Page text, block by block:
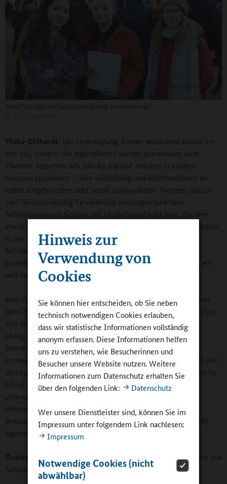
Hinweis zur
Verwendung von
Cookies
Sie können hier entscheiden, ob Sie neben
technisch notwendigen Cookies erlauben,
dass wir statistische Informationen vollständig
anonym erfassen. Diese Informationen helfen
uns zu verstehen, wie Besucherinnen und
Besucher unsere Website nutzen. Weitere
Informationen zum Datenschutz erhalten Sie
über den folgenden Link:
Datenschutz
Wer unsere Dienstleister sind, können Sie im
Impressum unter folgendem Link nachlesen:
Impressum
Notwendige Cookies (nicht
abwählbar)
Thöle-Ehlhardt: Mit Teambildung. Keiner wurschtelt alleine vor
sich hin, sondern die Jugendlichen suchen gemeinsam nach
Themen, tauschen sich ständig aus und arbeiten in kleinen
Gruppen zusammen – sehr selbständig und selbstbestimmt an
selbst eingebrachten oder selbst ausgewählten Themen. Das ist
zum Beispiel wichtig für vielleicht leistungsschwächere
Schülerinnen und Schüler mit Förderbedarf oder jene, die eher
etwas schüchtern sind. Die profitieren unglaublich vom Austausch
in der Gruppe. Alle lernen, dass jede und jeder Stärken und
Schwächen hat und dass, wenn sie gut miteinander
zusammenarbeiten, wenn sie sich gegenseitig unterstützen, ein
wirklich gutes Ergebnis entsteht.
Manche Schülerinnen und Schüler sind unglaublich stolz, wenn
dann ihr Beitrag professionell aufgemacht veröffentlicht ist. Dass
sich alle so in der Arbeit wiederfinden, macht für mich die
pädagogische Qualität dieser AG aus. Wenn erst einmal das
Interesse geweckt ist und das Vertrauen in die Teamarbeit
entsteht, sind sie mit Feuer und Flamme dabei. Die Arbeit ist mit
den zwei Stunden in der Woche ja nicht erledigt! Die eigentliche
AG ist eher wie eine Redaktionssitzung, aber für
„Auswärtstermine‟, für das Sammeln von
Hintergrundinformationen, für Recherche, Fotografie, das
Bearbeiten von Texten und auch Interviewtermine müssen die
Jugendlichen auch ihre Freizeit nutzen.
Online-Redaktion:
Welche Themen greifen die Schülerinnen und
Schüler auf?